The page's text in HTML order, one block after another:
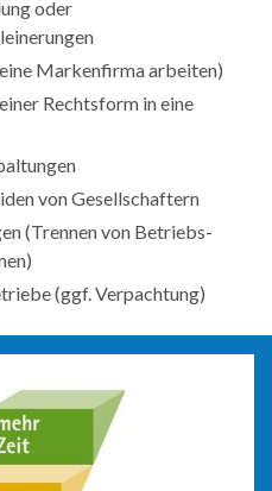
oder
Markenfirma arbeiten)
Rechtsform in eine
von Gesellschaftern
(Trennen von Betriebs-
(ggf. Verpachtung)